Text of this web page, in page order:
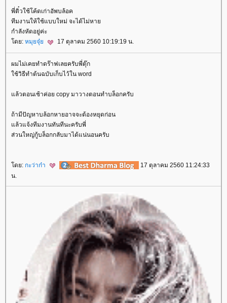
พี่ติ๋วใช้โค้ดเก่าอัพบล้อค
ทีมงานให้ใช้แบบใหม่ จะได้ไม่หา
กำลังหัดอยู่ค่ะ
ดย: หมุยจุ๋ 17 ตุลาคม 2560 10:19:19 น.
ผมไม่เคยทำดร๊าฟเลยครับพี่ตุ๊ก
ช้วิธีทำต้นฉบับเก็บไว้ใน word
ล้วตอนเช้าค่อย copy มาวางตอนทำบล็อกครับ
ถ้ามีปัญหาบล้อกหายอาจจะต้องหยุดก่อน
ล้วแจ้งทีมงานทันทีนะครับพี่
ส่วนใหญ่กู้บล็อกกลับมาได้แน่นอนครับ
ดย: กะว่าก๋า
17 ตุลาคม 2560 11:24:33
น.